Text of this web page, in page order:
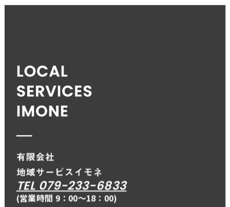
TEL 079-233-6833
(営業時間 9：00〜18：00)